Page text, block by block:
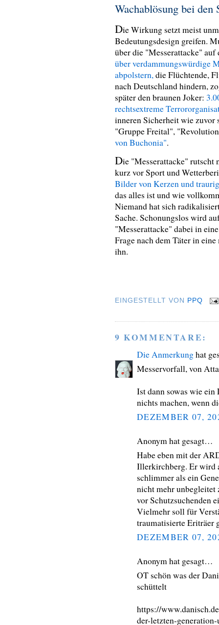
Wachablösung bei den
Die Wirkung setzt meist
Bedeutungsdesign greifen.
über die "Messerattacke"
über verdammungswürdige
abpolstern, die Flüchtende,
nach Deutschland hindern,
später den braunen Joker:
rechtsextreme
inneren Sicherheit wie zuvor
"Gruppe Freital",
von Buchonia".
Die "Messerattacke" rutscht
kurz vor Sport und
Bilder von Kerzen und
das alles ist und wie
Niemand hat sich
Sache. Schonungslos wird
"Messerattacke" dabei in
Frage nach dem Täter in
ihn.
EINGESTELLT VON PPQ
9 KOMMENTARE:
Die Anmerkunghat
Messervorfall, von
Ist dann sowas wie
nichts machen, wenn
DEZEMBER 07,
Anonym hat gesagt…
Habe eben mit der
Illerkirchberg. Er wird
schlimmer als ein
nicht mehr unbegleitet
vor Schutzsuchenden
Vielmehr soll für
traumatisierte Eriträer
DEZEMBER 07,
Anonym hat gesagt…
OT schön was der
schüttelt
https://
der-letzten-